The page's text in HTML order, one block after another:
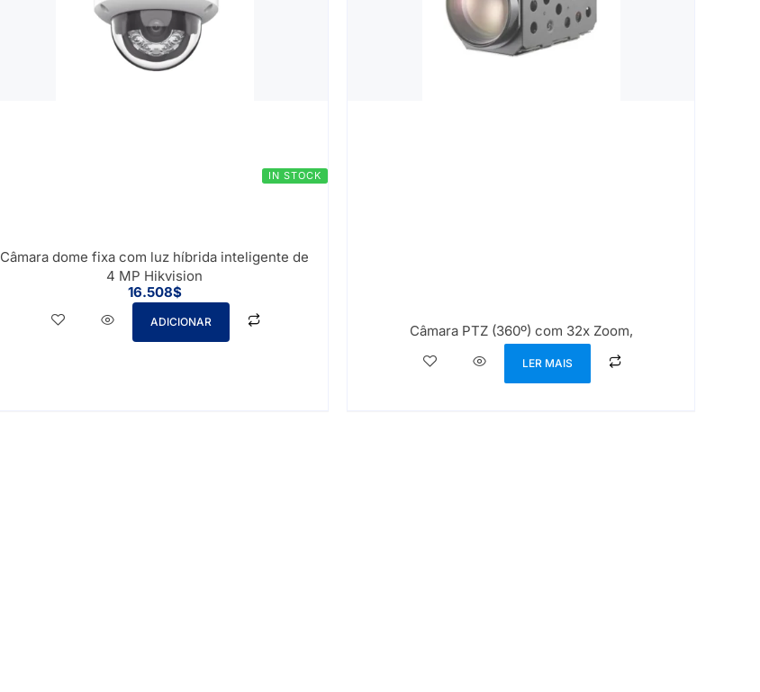
IN STOCK
Câmara dome fixa com luz híbrida inteligente de
4 MP Hikvision
16.508$
ADICIONAR
Câmara PTZ (360º) com 32x Zoom,
LER MAIS